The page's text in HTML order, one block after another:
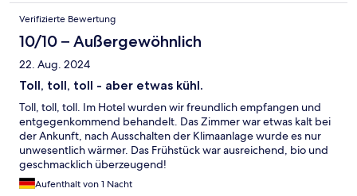
Verifizierte Bewertung
10/10 – Außergewöhnlich
22. Aug. 2024
Toll, toll, toll - aber etwas kühl.
Toll, toll, toll. Im Hotel wurden wir freundlich empfangen und
entgegenkommend behandelt. Das Zimmer war etwas kalt bei
der Ankunft, nach Ausschalten der Klimaanlage wurde es nur
unwesentlich wärmer. Das Frühstück war ausreichend, bio und
geschmacklich überzeugend!
Aufenthalt von 1 Nacht